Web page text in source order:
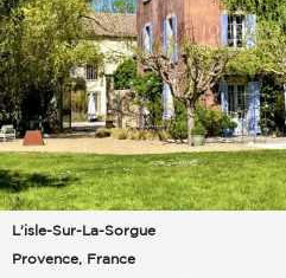
L'isle-Sur-La-Sorgue
Provence, France